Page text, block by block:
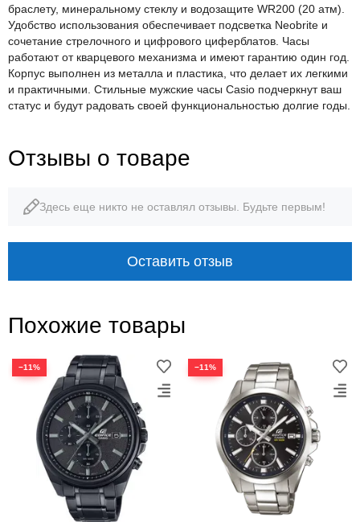
браслету, минеральному стеклу и водозащите WR200 (20 атм).
Удобство использования обеспечивает подсветка Neobrite и
сочетание стрелочного и цифрового циферблатов. Часы
работают от кварцевого механизма и имеют гарантию один год.
Корпус выполнен из металла и пластика, что делает их легкими
и практичными. Стильные мужские часы Casio подчеркнут ваш
статус и будут радовать своей функциональностью долгие годы.
Отзывы о товаре
Здесь еще никто не оставлял отзывы. Будьте первым!
Оставить отзыв
Похожие товары
−11% −11%